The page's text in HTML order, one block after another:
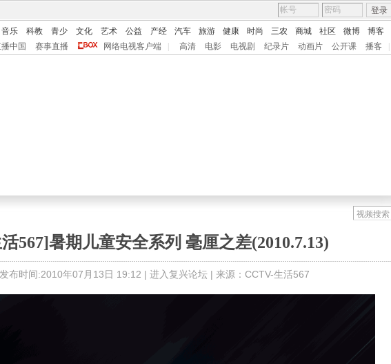
登录
音乐 科教 青少 文化 艺术 公益 产经 汽车 旅游 健康 时尚 三农 商城 社区 微博 博客
中国
赛事直播 网络电视客户端 高清 电影 电视剧 纪录片 动画片 公开课 播客
567]暑期儿童安全系列 毫厘之差(2010.7.13)
发布时间:2010年07月13日 19:12 | 进入复兴论坛 | 来源：CCTV-生活567